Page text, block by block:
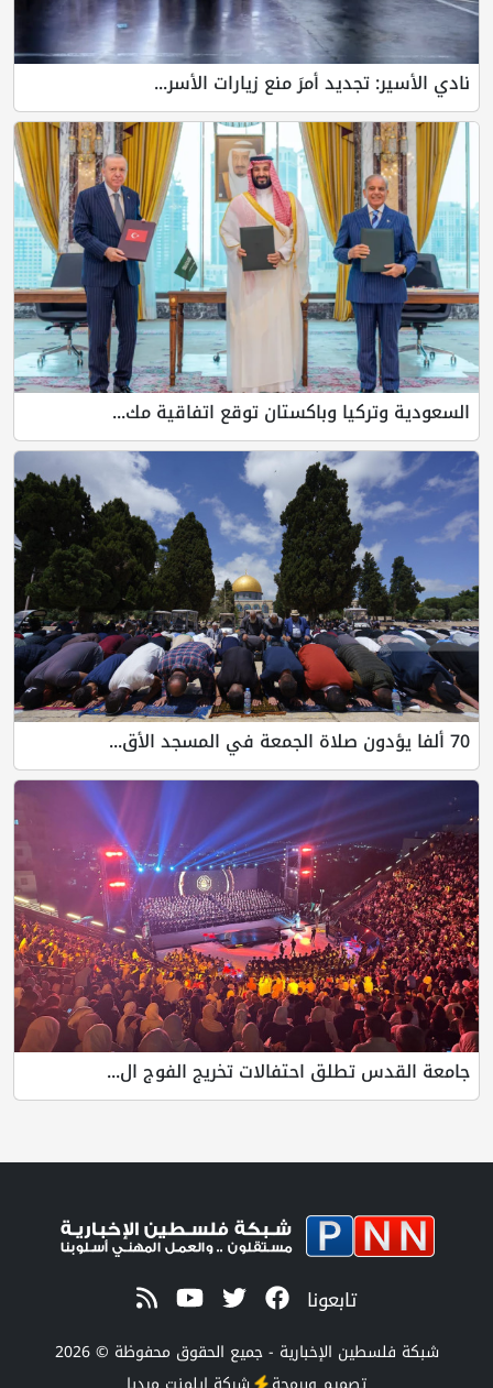
نادي الأسير: تجديد أمرَ منع زيارات الأسر...
السعودية وتركيا وباكستان توقع اتفاقية مك...
70 ألفا يؤدون صلاة الجمعة في المسجد الأق...
جامعة القدس تطلق احتفالات تخريج الفوج ال...
تابعونا
شبكة فلسطين الإخبارية - جميع الحقوق محفوظة © 2026